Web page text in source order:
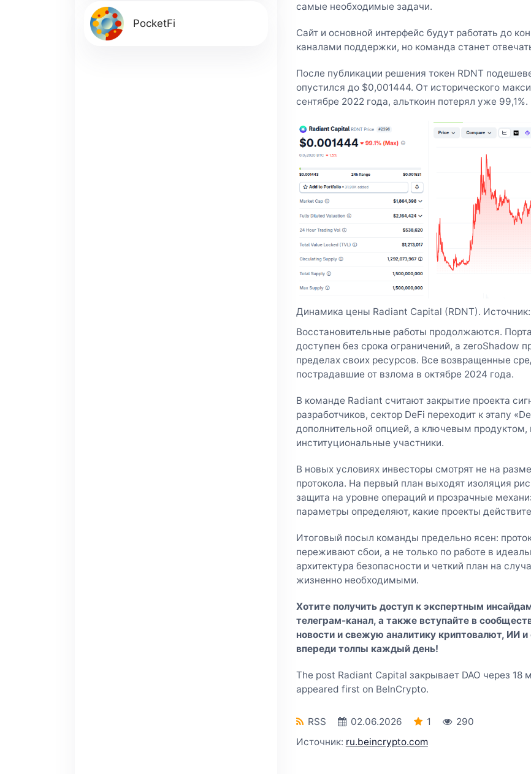
PocketFi
самые необходимые задачи.
Сайт и основной интерфейс будут работать до
каналами поддержки, но команда станет
После публикации решения токен RDNT
опустился до $0,001444. От исторического
сентябре 2022 года, альткоин потерял уже 99,1%.
Динамика цены Radiant Capital (RDNT).
Восстановительные работы продолжаются.
доступен без срока ограничений, а zeroShadow
пределах своих ресурсов. Все возвращенные
пострадавшие от взлома в октябре 2024 года.
В команде Radiant считают закрытие проекта
разработчиков, сектор DeFi переходит к этапу
дополнительной опцией, а ключевым продуктом,
институциональные участники.
В новых условиях инвесторы смотрят не на
протокола. На первый план выходят изоляция
защита на уровне операций и прозрачные
параметры определяют, какие проекты
Итоговый посыл команды предельно ясен:
переживают сбои, а не только по работе в
архитектура безопасности и четкий план на
жизненно необходимыми.
Хотите получить доступ к экспертным
телеграм-канал, а также вступайте в
новости и свежую аналитику криптовалют, ИИ
впереди толпы каждый день!
The post Radiant Capital закрывает DAO через
appeared first on BeInCrypto.
RSS 02.06.2026 1
290
Источник: ru.beincrypto.com